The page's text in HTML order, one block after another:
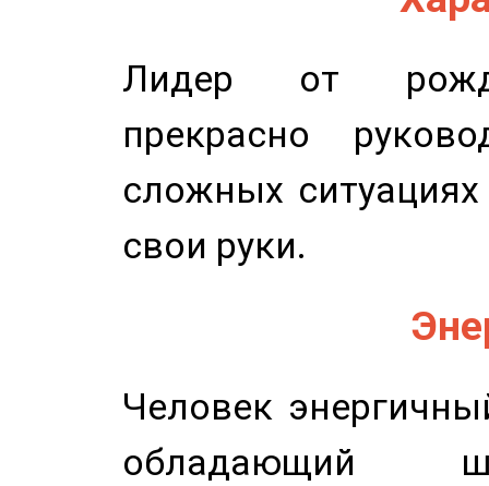
Лидер от
прекрасно
сложных
свои руки.
Человек
обладающий